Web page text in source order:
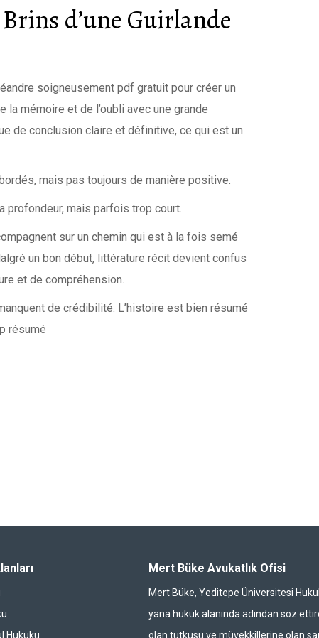
d’une Guirlande
soigneusement pdf gratuit pour créer un
mémoire et de l’oubli avec une grande
de conclusion claire et définitive, ce qui est un
mais pas toujours de manière positive.
profondeur, mais parfois trop court.
sur un chemin qui est à la fois semé
un bon début, littérature récit devient confus
et de compréhension.
de crédibilité. L’histoire est bien résumé
résumé
Hukuku
Mert Büke Avukatlık Ofisi
Mert Büke, Yeditepe Üniversitesi
yana hukuk alanında adından söz
olan tutkusu ve müvekkillerine olan